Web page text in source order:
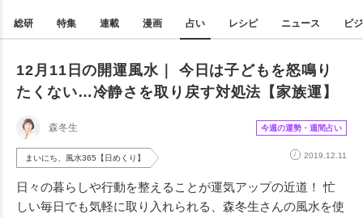
総研 特集 連載 漫画 占い レシピ ニュース ビ
12月11日の開運風水｜ 今日は子どもを怒鳴り
たくない…冷静さを取り戻す対処法【家族運】
森冬生 今週の運勢・週間占い
まいにち、風水365【日めくり】 2019.12.11
日々の暮らしや行動を整えることが運気アップの近道！ 忙
しい毎日でも気軽に取り入れられる、森冬生さんの風水を使